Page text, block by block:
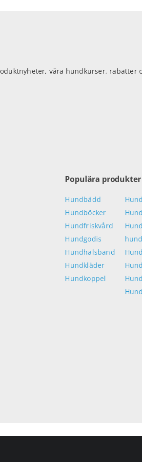
våra hundkurser, rabatter
Populära produkter
Hundbädd
Hundböcker
Hundfriskvård
Hundgodis
Hundhalsband
Hundkläder
Hundkoppel